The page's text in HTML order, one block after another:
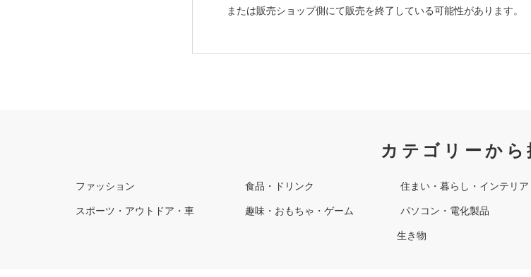
または販売ショップ側にて販売を終了している可能性があります。
カテゴリーから
ファッション 食品・ドリンク 住まい・暮らし・インテリア
スポーツ・アウトドア・車 趣味・おもちゃ・ゲーム パソコン・電化製品
生き物